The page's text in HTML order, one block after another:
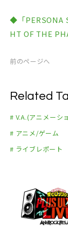
5.Burn My
6.時価ネッ
8.Your
10.霧
11.Laser
12.Fate is
13.Dazzling
14.One
・全ての人
・
・A Fool or
・Heartful
◆「PERSONA
HT OF THE
前のページへ
Related
# V.A.(アニメーシ
# アニメ/ゲーム
# ライブレポート